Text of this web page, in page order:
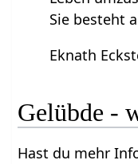
Sie besteht
Eknath
Gelübde -
Hast du mehr